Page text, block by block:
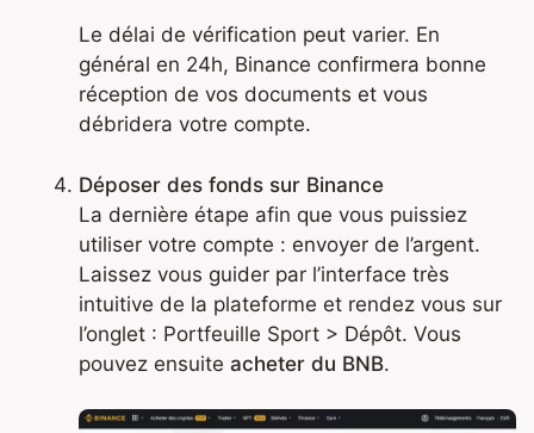
Le délai de vérification peut varier. En
général en 24h, Binance confirmera bonne
réception de vos documents et vous
débridera votre compte.
Déposer des fonds sur Binance
La dernière étape afin que vous puissiez
utiliser votre compte : envoyer de l’argent.
Laissez vous guider par l’interface très
intuitive de la plateforme et rendez vous sur
l’onglet : Portfeuille Sport > Dépôt. Vous
pouvez ensuite acheter du BNB.